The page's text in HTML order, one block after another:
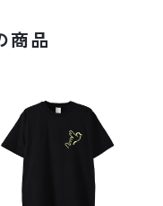
商品